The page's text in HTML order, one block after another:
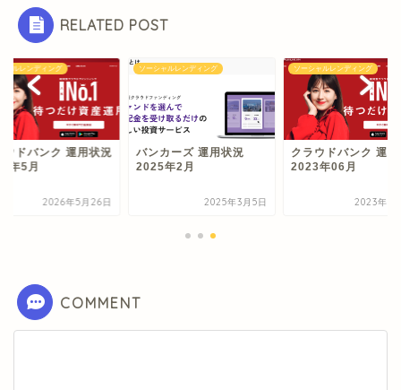
RELATED POST
ャルレンディング
ウドバンク 運用状況
年5月
2026年5月26日
ソーシャルレンディング
バンカーズ 運用状況
2025年2月
2025年3月5日
ソーシャルレンディング
クラウドバンク 運
2023年06月
2023年6
COMMENT